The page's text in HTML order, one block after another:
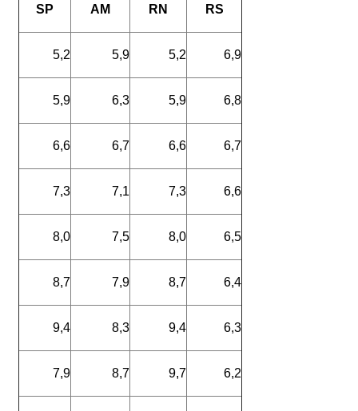
SP AM RN RS
5,2 5,9 5,2 6,9
5,9 6,3 5,9 6,8
6,6 6,7 6,6 6,7
7,3 7,1 7,3 6,6
8,0 7,5 8,0 6,5
8,7 7,9 8,7 6,4
9,4 8,3 9,4 6,3
7,9 8,7 9,7 6,2